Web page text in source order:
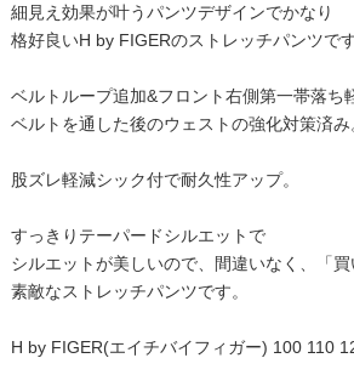
細見え効果が叶うパンツデザインでかなり
格好良いH by FIGERのストレッチパンツです
ベルトループ追加&フロント右側第一帯落ち
ベルトを通した後のウェストの強化対策済み
股ズレ軽減シック付で耐久性アップ。
すっきりテーパードシルエットで
シルエットが美しいので、間違いなく、「買
素敵なストレッチパンツです。
H by FIGER(エイチバイフィガー) 100 110